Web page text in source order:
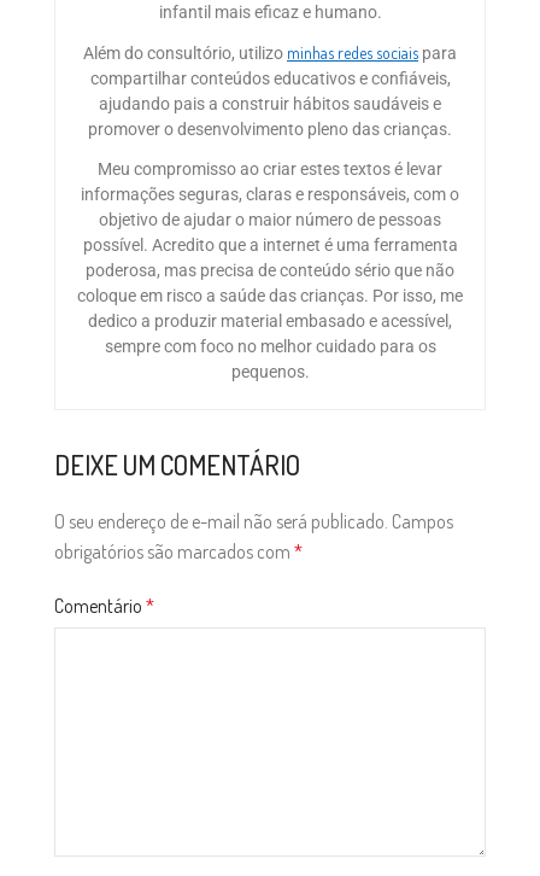
infantil mais eficaz e humano.
Além do consultório, utilizo minhas redes sociais para
compartilhar conteúdos educativos e confiáveis,
ajudando pais a construir hábitos saudáveis e
promover o desenvolvimento pleno das crianças.
Meu compromisso ao criar estes textos é levar
informações seguras, claras e responsáveis, com o
objetivo de ajudar o maior número de pessoas
possível. Acredito que a internet é uma ferramenta
poderosa, mas precisa de conteúdo sério que não
coloque em risco a saúde das crianças. Por isso, me
dedico a produzir material embasado e acessível,
sempre com foco no melhor cuidado para os
pequenos.
DEIXE UM COMENTÁRIO
O seu endereço de e-mail não será publicado. Campos
obrigatórios são marcados com *
Comentário *